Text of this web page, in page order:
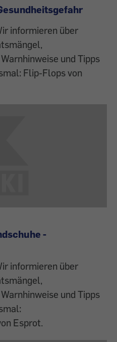
informieren über
und Tipps
Flip-Flops von
-
informieren über
und Tipps
Esprot.